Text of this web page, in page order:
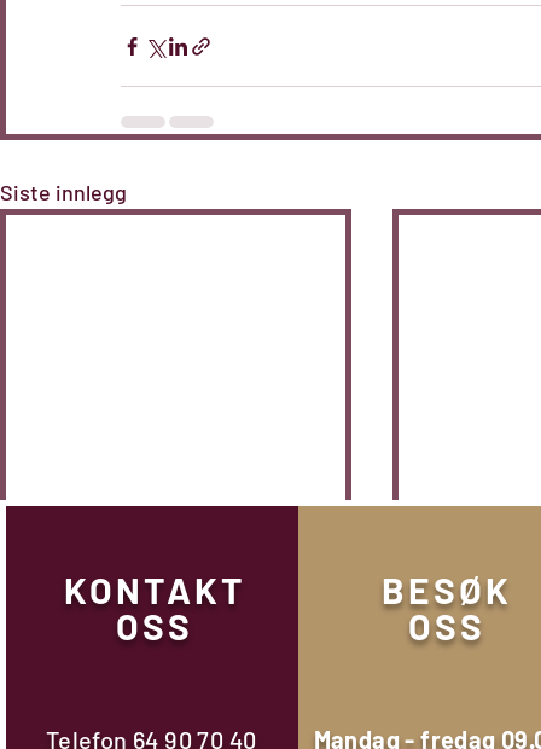
Siste innlegg
KONTAKT
OSS
Telefon 64 90 70 40
BESØK
OSS
Mandag - fredag